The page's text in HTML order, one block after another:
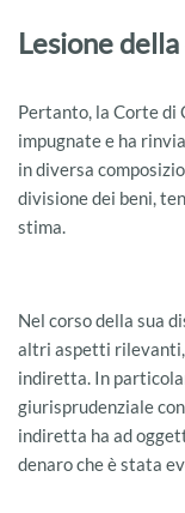
Lesione
Pertanto, la Corte di
impugnate e ha
in diversa
divisione dei beni,
stima.
Nel corso della sua
altri aspetti rilevanti,
indiretta. In
giurisprudenziale
indiretta ha ad
denaro che è stata